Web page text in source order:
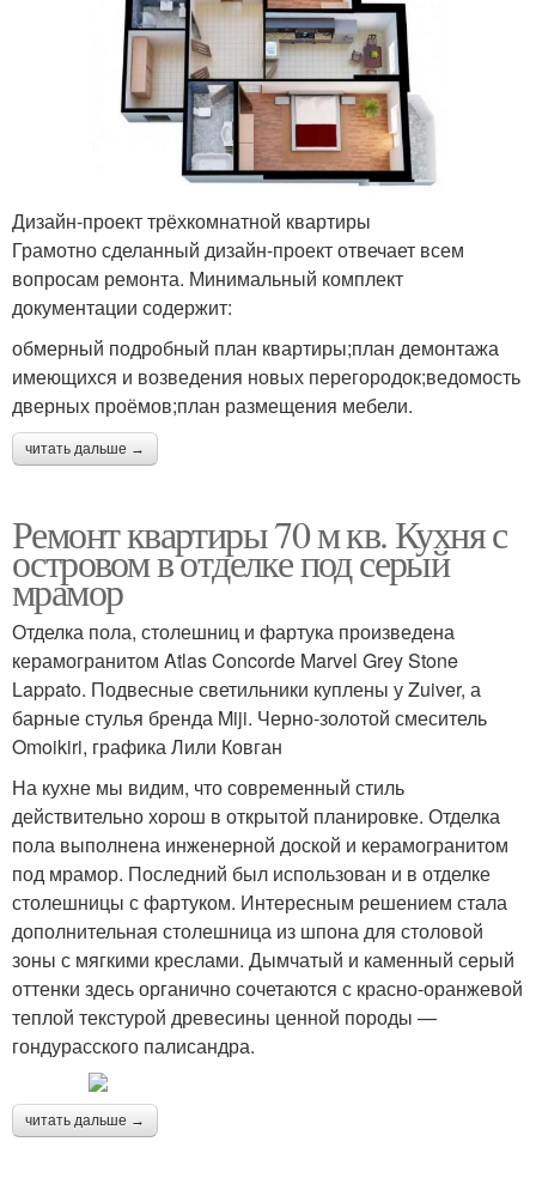
Дизайн-проект трёхкомнатной квартиры
Грамотно сделанный дизайн-проект отвечает всем
вопросам ремонта. Минимальный комплект
документации содержит:
обмерный подробный план квартиры;план демонтажа
имеющихся и возведения новых перегородок;ведомость
дверных проёмов;план размещения мебели.
читать дальше →
Ремонт квартиры 70 м кв. Кухня с
островом в отделке под серый
мрамор
Отделка пола, столешниц и фартука произведена
керамогранитом Atlas Concorde Marvel Grey Stone
Lappato. Подвесные светильники куплены у Zuiver, а
барные стулья бренда Miji. Черно-золотой смеситель
Omoikiri, графика Лили Ковган
На кухне мы видим, что современный стиль
действительно хорош в открытой планировке. Отделка
пола выполнена инженерной доской и керамогранитом
под мрамор. Последний был использован и в отделке
столешницы с фартуком. Интересным решением стала
дополнительная столешница из шпона для столовой
зоны с мягкими креслами. Дымчатый и каменный серый
оттенки здесь органично сочетаются с красно-оранжевой
теплой текстурой древесины ценной породы —
гондурасского палисандра.
читать дальше →